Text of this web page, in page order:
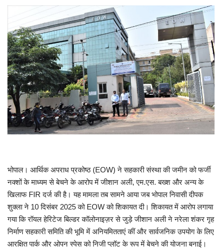
दुनिया
मध्यप्रदेश
छत्तीसगढ़
मनोरंजन
खेल
ब्रेकिंग न्यूज़
व्यापार
टेक न्यूज़
भोपाल। आर्थिक अपराध प्रकोष्ठ (EOW) ने सहकारी संस्था की जमीन को फर्जी
नक्शों के माध्यम से बेचने के आरोप में जीशान अली, एम.एस. बख्श और अन्य के
खिलाफ FIR दर्ज की है। यह मामला तब सामने आया जब भोपाल निवासी दीपक
शुक्ला ने 10 दिसंबर 2025 को EOW को शिकायत दी। शिकायत में आरोप लगाया
गया कि रॉयल हेरिटेज बिल्डर कॉलोनाइज़र से जुड़े जीशान अली ने नरेला शंकर गृह
निर्माण सहकारी समिति की भूमि में अनियमितताएं कीं और सार्वजनिक उपयोग के लिए
आरक्षित पार्क और ओपन स्पेस को निजी प्लॉट के रूप में बेचने की योजना बनाई।